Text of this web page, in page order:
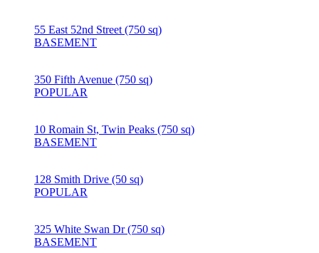
55 East 52nd Street (750 sq)
BASEMENT
350 Fifth Avenue (750 sq)
POPULAR
10 Romain St, Twin Peaks (750 sq)
BASEMENT
128 Smith Drive (50 sq)
POPULAR
325 White Swan Dr (750 sq)
BASEMENT